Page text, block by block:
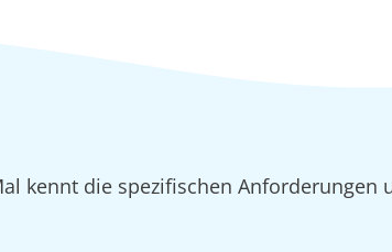
kennt die spezifischen Anforderungen